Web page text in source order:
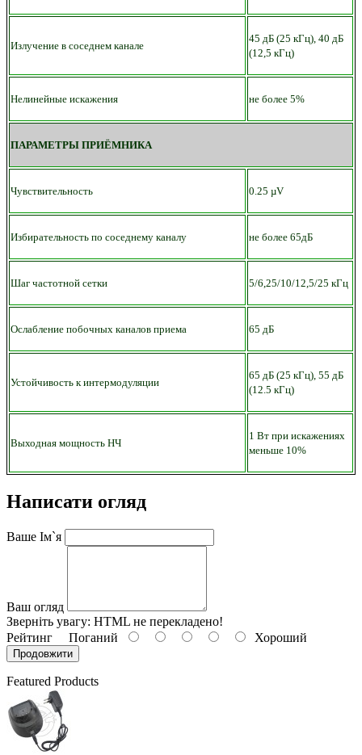
Излучение в соседнем канале
45 дБ (25 кГц), 40 дБ
(12,5 кГц)
Нелинейные искажения не более 5%
ПАРАМЕТРЫ ПРИЁМНИКА
Чувствительность 0.25 µV
Избирательность по соседнему каналу не более 65дБ
Шаг частотной сетки 5/6,25/10/12,5/25 кГц
Ослабление побочных каналов приема 65 дБ
Устойчивость к интермодуляции
65 дБ (25 кГц), 55 дБ
(12.5 кГц)
Выходная мощность НЧ
1 Вт при искажениях
меньше 10%
Написати огляд
Ваше Ім`я
Ваш огляд
Зверніть увагу: HTML не перекладено!
Рейтинг Поганий Хороший
Продовжити
Featured Products